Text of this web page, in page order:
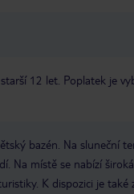
12 let. Poplatek je
bazén. Na sluneční
Na místě se nabízí
K dispozici je také